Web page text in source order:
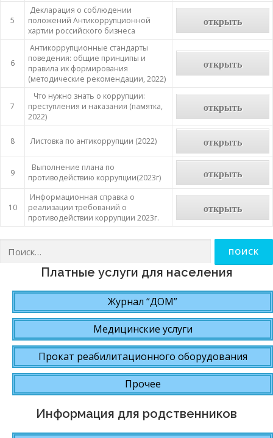
5
Декларация о соблюдении
положений Антикоррупционной
хартии российского бизнеса
открыть
6
Антикоррупционные стандарты
поведения: общие принципы и
правила их формирования
(методические рекомендации, 2022)
открыть
7
Что нужно знать о коррупции:
преступления и наказания (памятка,
2022)
открыть
8 Листовка по антикоррупции (2022) открыть
9
Выполнение плана по
противодействию коррупции(2023г)
открыть
10
Информационная справка о
реализации требований о
противодействии коррупции 2023г.
открыть
Платные услуги для населения
Журнал “ДОМ”
Медицинские услуги
Прокат реабилитационного оборудования
Прочее
Информация для родственников